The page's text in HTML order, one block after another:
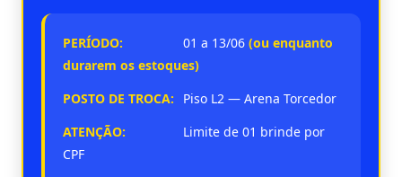
PERÍODO: 01 a 13/06 (ou enquanto
durarem os estoques)
POSTO DE TROCA:
Piso L2 — Arena Torcedor
ATENÇÃO:
Limite de 01 brinde por
CPF